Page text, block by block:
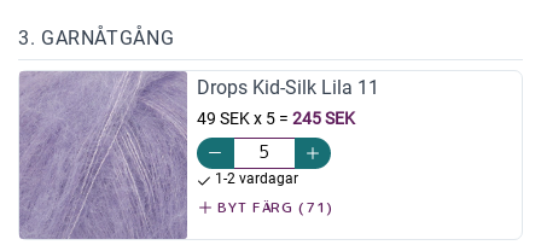
3. GARNÅTGÅNG
Drops Kid-Silk Lila 11
49 SEK x 5= 245 SEK
1-2 vardagar
BYT FÄRG (71)